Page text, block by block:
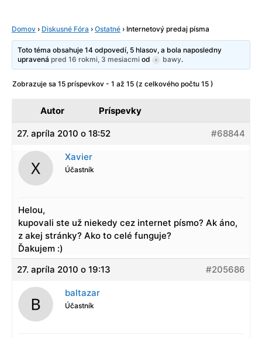
Domov › Diskusné Fóra › Ostatné › Internetový predaj písma
Toto téma obsahuje 14 odpovedí, 5 hlasov, a bola naposledny
upravenápred 16 rokmi, 3 mesiacmi od bawy.
Zobrazuje sa 15 príspevkov - 1 až 15 (z celkového počtu 15 )
Autor Príspevky
27. apríla 2010 o 18:52 #68844
Xavier
Účastník
Helou,
kupovali ste už niekedy cez internet písmo? Ak áno,
z akej stránky? Ako to celé funguje?
Ďakujem :)
27. apríla 2010 o 19:13
#205686
baltazar
Účastník